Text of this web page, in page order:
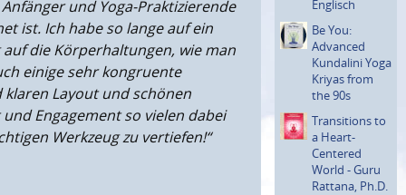
und Yoga-Praktizierende
ist. Ich habe so lange auf ein
die Körperhaltungen, wie man
einige sehr kongruente
klarenLayout und schönen
Engagement so vielen dabei
Werkzeug zu vertiefen!“
Englisch
Be You:
Advanced
Kundalini Yoga
Kriyas from
the 90s
Transi­tions to
a Heart-
Centered
World - Guru
Rattana, Ph.D.